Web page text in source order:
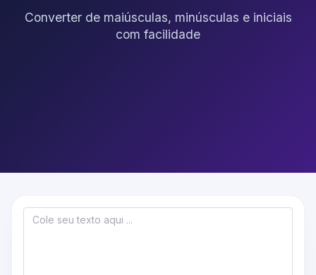
Converter de maiúsculas, minúsculas e iniciais
com facilidade